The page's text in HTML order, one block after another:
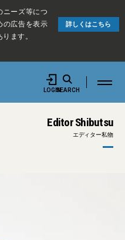
ニーズ等につ
の広告を表示
ます。
詳しくはこちら
LOGINSEARCH
Editor Shibutsu
エディター私物